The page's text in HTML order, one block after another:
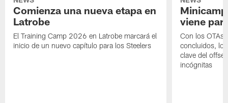
Comienza una nueva etapa en
Latrobe
El Training Camp 2026 en Latrobe marcará el
inicio de un nuevo capítulo para los Steelers
viene
Con los OTAs
concluidos,
clave del
incógnitas